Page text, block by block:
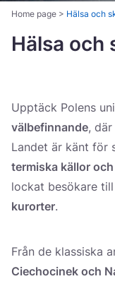
Português
Suomi
Zamknij
Home page > Hälsa och
Hälsa och
Upptäck Polens
välbefinnande, där
Landet är känt för
termiska källor
lockat besökare
kurorter.
Från de klassiska
Ciechocinek och